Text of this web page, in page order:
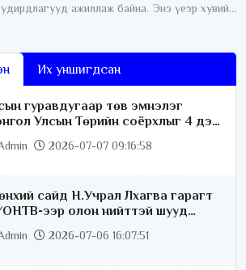
ажиллаж байна. Энэ үеэр хувийн
Их уншигдсан
гуравдугаар төв эмнэлэг
Улсын Төрийн соёрхлыг 4 дэх
2026-07-07 09:16:58
сайд Н.Учрал Лхагва гарагт
ээр олон нийттэй шууд
2026-07-06 16:07:51